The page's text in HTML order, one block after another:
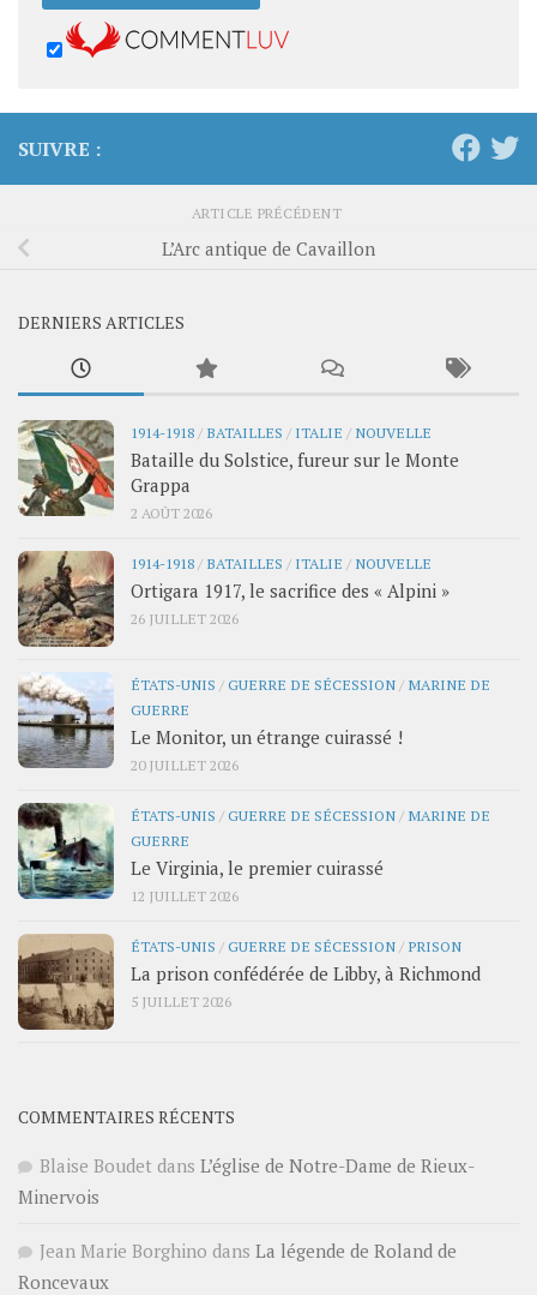
SUIVRE :
ARTICLE PRÉCÉDENT
L’Arc antique de Cavaillon
DERNIERS ARTICLES
1914-1918 / BATAILLES / ITALIE / NOUVELLE
Bataille du Solstice, fureur sur le Monte
Grappa
2 AOÛT 2026
1914-1918 / BATAILLES / ITALIE / NOUVELLE
Ortigara 1917, le sacrifice des « Alpini »
26 JUILLET 2026
ÉTATS-UNIS /GUERRE DE SÉCESSION / MARINE DE
GUERRE
Le Monitor, un étrange cuirassé !
20 JUILLET 2026
ÉTATS-UNIS /GUERRE DE SÉCESSION / MARINE DE
GUERRE
Le Virginia, le premier cuirassé
12 JUILLET 2026
ÉTATS-UNIS /GUERRE DE SÉCESSION / PRISON
La prison confédérée de Libby, à Richmond
5 JUILLET 2026
COMMENTAIRES RÉCENTS
Blaise Boudet dans L’église de Notre-Dame de Rieux-
Minervois
Jean Marie Borghino dans La légende de Roland de
Roncevaux